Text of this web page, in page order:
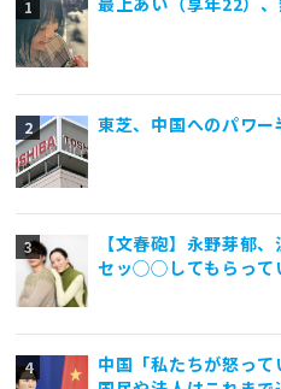
東芝、中国へのパワ
【文春砲】永野芽郁
セッ◯◯してもらって
中国「私たちが怒っ